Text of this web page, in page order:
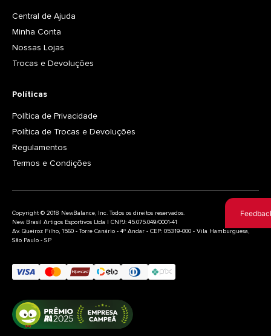
Central de Ajuda
Minha Conta
Nossas Lojas
Trocas e Devoluções
Políticas
Política de Privacidade
Política de Trocas e Devoluções
Regulamentos
Termos e Condições
Copyright © 2018 NewBalance, Inc. Todos os direitos reservados.
New Brasil Artigos Esportivos Ltda | CNPJ: 45.075.049/0001-41
Av. Queiroz Filho, 1560 - Torre Canário - 4º Andar - CEP: 05319-000 - Vila Hamburguesa,
São Paulo - SP